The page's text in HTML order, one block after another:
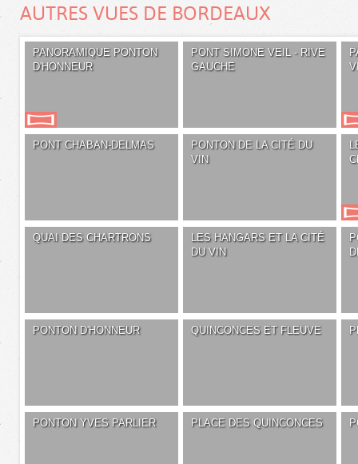
AUTRES VUES DE BORDEAUX
PANORAMIQUE PONTON
D'HONNEUR
PONT SIMONE VEIL - RIVE
GAUCHE
PONT CHABAN-DELMAS
PONTON DE LA CITÉ DU
VIN
QUAI DES CHARTRONS
LES HANGARS ET LA CITÉ
DU VIN
PONTON D'HONNEUR QUINCONCES ET FLEUVE
PONTON YVES PARLIER PLACE DES QUINCONCES